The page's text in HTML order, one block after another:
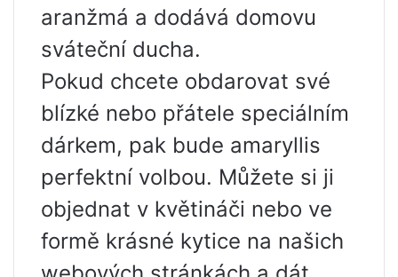
aranžmá a dodává domovu
sváteční ducha.
Pokud chcete obdarovat své
blízké nebo přátele speciálním
dárkem, pak bude amaryllis
perfektní volbou. Můžete si ji
objednat v květináči nebo ve
formě krásné kytice na našich